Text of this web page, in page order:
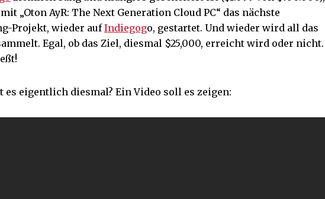
„Oton AyR: The Next Generation Cloud PC“ das nächste
Projekt, wieder aufIndiegogo, gestartet. Und wieder wird all das
Egal, ob das Ziel, diesmal $25,000, erreicht wird oder nicht.
es eigentlich diesmal? Ein Video soll es zeigen: